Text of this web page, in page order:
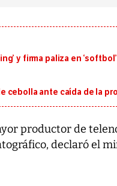
y firma paliza en
cebolla ante caída de la
productor de
declaró el
al sur